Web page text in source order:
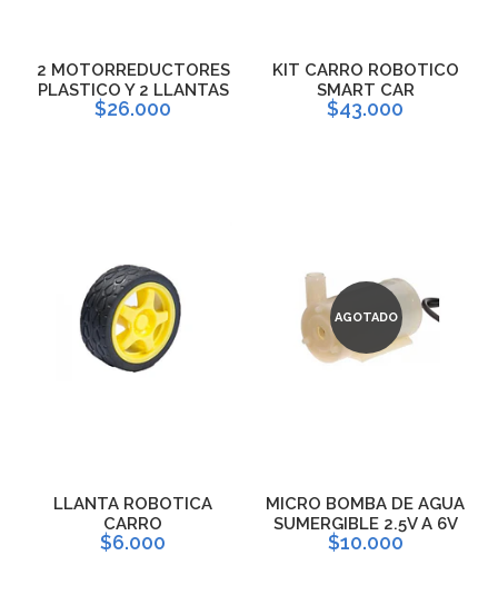
2 MOTORREDUCTORES
PLASTICO Y 2 LLANTAS
$26.000
KIT CARRO ROBOTICO
SMART CAR
$43.000
LLANTA ROBOTICA
CARRO
$6.000
AGOTADO
MICRO BOMBA DE AGUA
SUMERGIBLE 2.5V A 6V
$10.000